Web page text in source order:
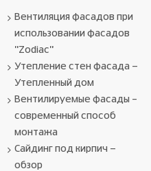
Вентиляция фасадов при
использовании фасадов
"Zodiac"
Утепление стен фасада -
Утепленный дом
Вентилируемые фасады –
современный способ
монтажа
Сайдинг под кирпич -
обзор